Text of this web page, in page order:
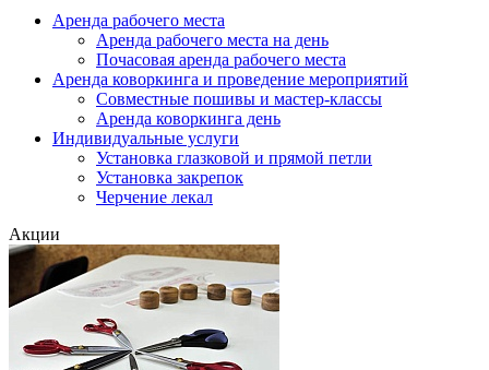
Аренда рабочего места
Аренда рабочего места на день
Почасовая аренда рабочего места
Аренда коворкинга и проведение мероприятий
Совместные пошивы и мастер-классы
Аренда коворкинга день
Индивидуальные услуги
Установка глазковой и прямой петли
Установка закрепок
Черчение лекал
Акции